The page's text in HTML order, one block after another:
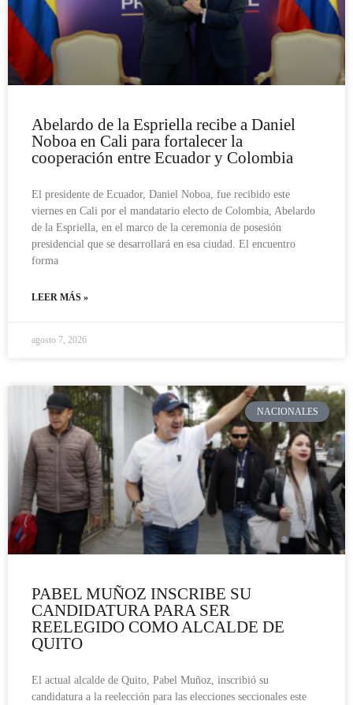
Abelardo de la Espriella recibe a Daniel
Noboa en Cali para fortalecer la
cooperación entre Ecuador y Colombia
El presidente de Ecuador, Daniel Noboa, fue recibido este
viernes en Cali por el mandatario electo de Colombia, Abelardo
de la Espriella, en el marco de la ceremonia de posesión
presidencial que se desarrollará en esa ciudad. El encuentro
forma
LEER MÁS »
agosto 7, 2026
NACIONALES
PABEL MUÑOZ INSCRIBE SU
CANDIDATURA PARA SER
REELEGIDO COMO ALCALDE DE
QUITO
El actual alcalde de Quito, Pabel Muñoz, inscribió su
candidatura a la reelección para las elecciones seccionales este